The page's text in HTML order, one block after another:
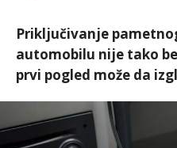
Priključivanje
automobilu nije tako
prvi pogled može da